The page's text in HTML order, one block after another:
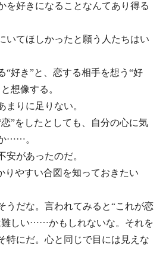
好きになることなんてあり得る
てほしかったと願う人たちはい
好き”と、恋する相手を想う“好
想像する。
りに足りない。
”をしたとしても、自分の心に気
……。
があったのだ。
りやすい合図を知っておきたい
うだな。言われてみると“これが恋
難しい……かもしれないな。それを
特にだ。心と同じで目には見えな